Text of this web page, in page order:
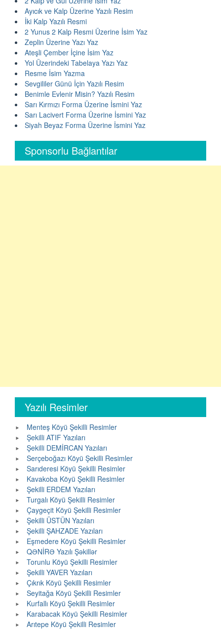
Ayıcık ve Kalp Üzerine Yazılı Resim
İki Kalp Yazılı Resmi
2 Yunus 2 Kalp Resmi Üzerine İsim Yaz
Zeplin Üzerine Yazı Yaz
Ateşli Çember İçine İsim Yaz
Yol Üzerindeki Tabelaya Yazı Yaz
Resme İsim Yazma
Sevgililer Günü İçin Yazılı Resim
Benimle Evlenir Misin? Yazılı Resim
Sarı Kırmızı Forma Üzerine İsmini Yaz
Sarı Lacivert Forma Üzerine İsmini Yaz
Siyah Beyaz Forma Üzerine İsmini Yaz
Sponsorlu Bağlantılar
Yazılı Resimler
Menteş Köyü Şekilli Resimler
Şekilli ATIF Yazıları
Şekilli DEMİRCAN Yazıları
Serçeboğazı Köyü Şekilli Resimler
Sarıderesi Köyü Şekilli Resimler
Kavakoba Köyü Şekilli Resimler
Şekilli ERDEM Yazıları
Turgalı Köyü Şekilli Resimler
Çaygeçit Köyü Şekilli Resimler
Şekilli ÜSTÜN Yazıları
Şekilli ŞAHZADE Yazıları
Eşmedere Köyü Şekilli Resimler
QƏNİRƏ Yazılı Şəkillər
Torunlu Köyü Şekilli Resimler
Şekilli YAVER Yazıları
Çıkrık Köyü Şekilli Resimler
Seyitağa Köyü Şekilli Resimler
Kurfallı Köyü Şekilli Resimler
Karabacak Köyü Şekilli Resimler
Arıtepe Köyü Şekilli Resimler